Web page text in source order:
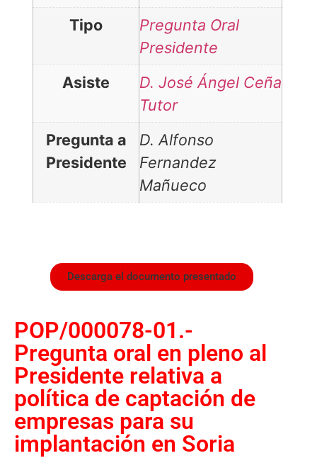
POP/000078-01.-
Pregunta oral en pleno al
Presidente relativa a
política de captación de
empresas para su
implantación en Soria
Tipo
Pregunta Oral
Presidente
Asiste
D. José Ángel Ceña
Tutor
Pregunta a
Presidente
D. Alfonso
Fernandez
Mañueco
Descarga el documento presentado